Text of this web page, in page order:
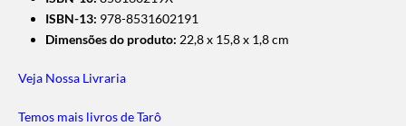
ISBN-13: 978-8531602191
Dimensões do produto: 22,8 x 15,8 x 1,8 cm
Veja Nossa Livraria
Temos mais livros de Tarô